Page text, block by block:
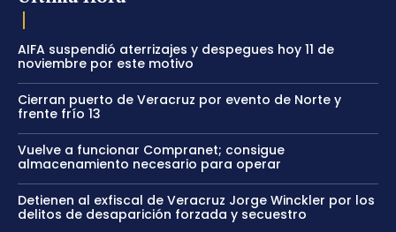
AIFA suspendió aterrizajes y despegues hoy 11 de
noviembre por este motivo
Cierran puerto de Veracruz por evento de Norte y
frente frío 13
Vuelve a funcionar Compranet; consigue
almacenamiento necesario para operar
Detienen al exfiscal de Veracruz Jorge Winckler por los
delitos de desaparición forzada y secuestro